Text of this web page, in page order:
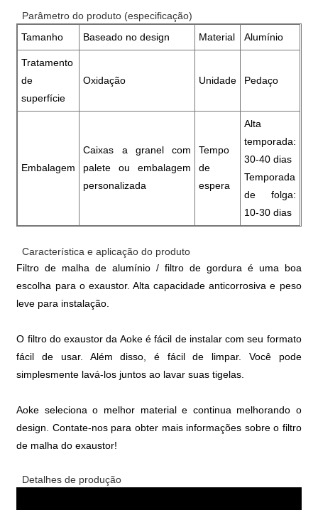
Parâmetro do produto (especificação)
Tamanho
Baseado no design Material Alumínio
Tratamento
de
superfície
Oxidação Unidade Pedaço
Embalagem
Caixas a granel com
palete ou embalagem
personalizada
Tempo
de
espera
Alta
temporada:
30-40 dias
Temporada
de folga:
10-30 dias
Característica e aplicação do produto
Filtro de malha de alumínio / filtro de gordura é uma boa
escolha para o exaustor. Alta capacidade anticorrosiva e peso
leve para instalação.
O filtro do exaustor da Aoke é fácil de instalar com seu formato
fácil de usar. Além disso, é fácil de limpar. Você pode
simplesmente lavá-los juntos ao lavar suas tigelas.
Aoke seleciona o melhor material e continua melhorando o
design. Contate-nos para obter mais informações sobre o filtro
de malha do exaustor!
Detalhes de produção